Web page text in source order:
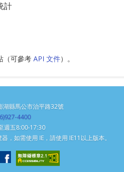
計
（可參考 API 文件）。
湖縣馬公市治平路32號
4400
至週五8:00-17:30
，如需使用 IE，請使用 IE11以上版本。